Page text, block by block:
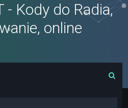
- Kody do Radia,
online